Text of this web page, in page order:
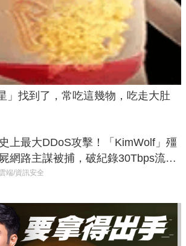
」找到了，常吃這幾物，吃走大肚
史上最大DDoS攻擊！「KimWolf」殭
屍網路主謀被捕，破紀錄30Tbps流量
癱瘓全球！
雲端/資訊安全